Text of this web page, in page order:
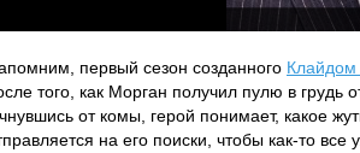
первый сезон созданного
того, как Морган получил пулю в грудь
от комы, герой понимает, какое
на его поиски, чтобы как-то